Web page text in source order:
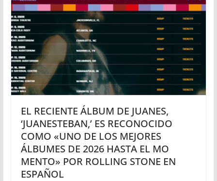
EL RECIENTE ÁLBUM DE JUANES,
‘JUANESTEBAN,’ ES RECONOCIDO
COMO «UNO DE LOS MEJORES
ÁLBUMES DE 2026 HASTA EL MO
MENTO» POR ROLLING STONE EN
ESPAÑOL